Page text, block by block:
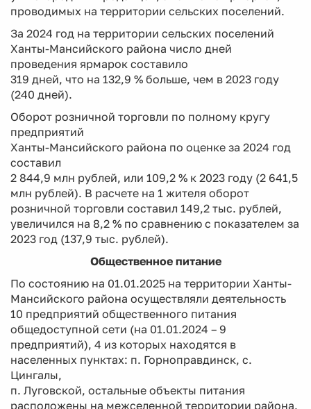
проводимых на территории сельских поселений.
За 2024 год на территории сельских поселений
Ханты-Мансийского района число дней
проведения ярмарок составило
319 дней, что на 132,9 % больше, чем в 2023 году
(240 дней).
Оборот розничной торговли по полному кругу
предприятий
Ханты-Мансийского района по оценке за 2024 год
составил
2 844,9 млн рублей, или 109,2 % к 2023 году (2 641,5
млн рублей). В расчете на 1 жителя оборот
розничной торговли составил 149,2 тыс. рублей,
увеличился на 8,2 % по сравнению с показателем за
2023 год (137,9 тыс. рублей).
Общественное питание
По состоянию на 01.01.2025 на территории Ханты-
Мансийского района осуществляли деятельность
10 предприятий общественного питания
общедоступной сети (на 01.01.2024 – 9
предприятий), 4 из которых находятся в
населенных пунктах: п. Горноправдинск, с.
Цингалы,
п. Луговской, остальные объекты питания
расположены на межселенной территории района.